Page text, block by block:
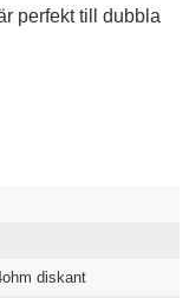
perfekt till dubbla
diskant